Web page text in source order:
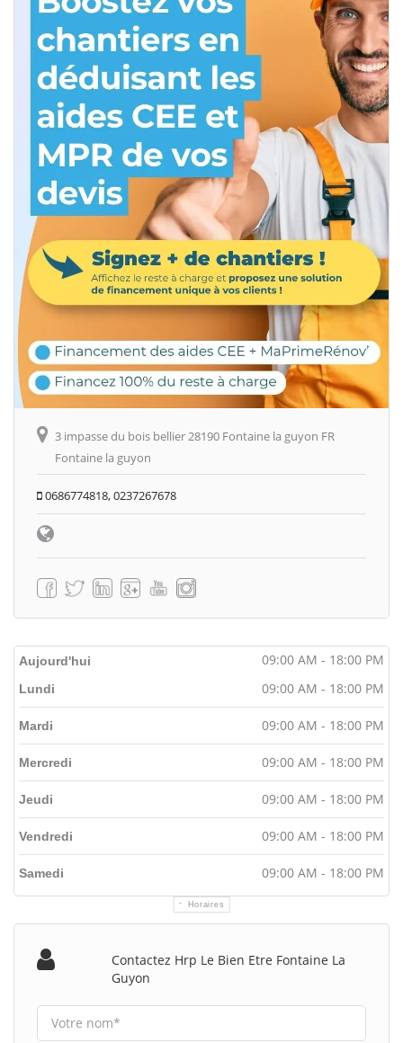
3 impasse du bois bellier 28190 Fontaine la guyon FR
Fontaine la guyon
0686774818, 0237267678
Aujourd'hui 09:00 AM - 18:00 PM
Horaires
Lundi 09:00 AM - 18:00 PM
Mardi 09:00 AM - 18:00 PM
Mercredi 09:00 AM - 18:00 PM
Jeudi 09:00 AM - 18:00 PM
Vendredi 09:00 AM - 18:00 PM
Samedi 09:00 AM - 18:00 PM
Contactez Hrp Le Bien Etre Fontaine La
Guyon